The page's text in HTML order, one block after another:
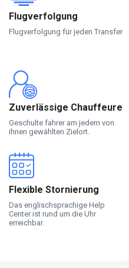
Flugverfolgung
Flugverfolgung für jeden Transfer
Zuverlässige Chauffeure
Geschulte fahrer am jedem von
ihnen gewählten Zielort.
Flexible Stornierung
Das englischsprachige Help
Center ist rund um die Uhr
erreichbar.